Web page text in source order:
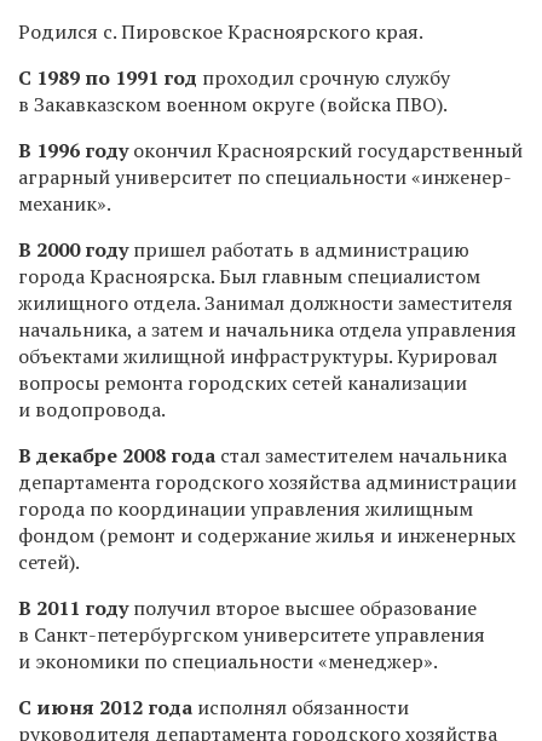
Родился с. Пировское Красноярского края.
С 1989 по 1991 год проходил срочную службу
в Закавказском военном округе (войска ПВО).
В 1996 годуокончил Красноярский государственный
аграрный университет по специальности «инженер-
механик».
В 2000 годупришел работать в администрацию
города Красноярска. Был главным специалистом
жилищного отдела. Занимал должности заместителя
начальника, а затем и начальника отдела управления
объектами жилищной инфраструктуры. Курировал
вопросы ремонта городских сетей канализации
и водопровода.
В декабре 2008 года стал заместителем начальника
департамента городского хозяйства администрации
города по координации управления жилищным
фондом (ремонт и содержание жилья и инженерных
сетей).
В 2011 годуполучил второе высшее образование
в Санкт-петербургском университете управления
и экономики по специальности «менеджер».
С июня 2012 года исполнял обязанности
руководителя департамента городского хозяйства